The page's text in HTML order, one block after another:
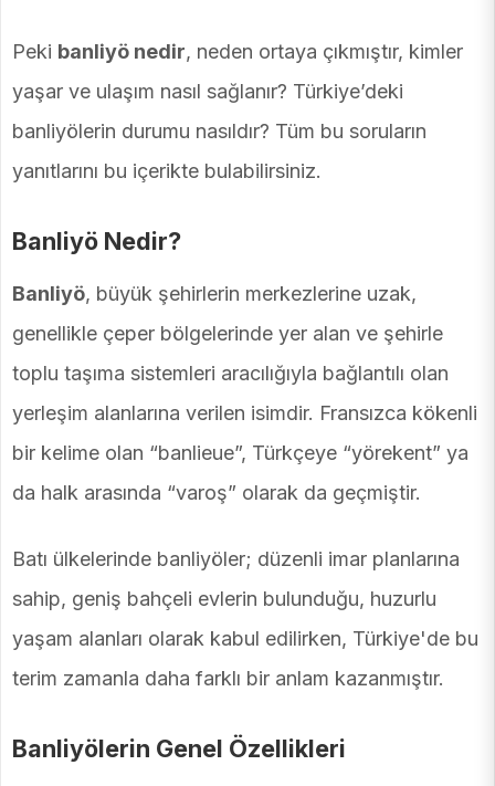
Peki banliyö nedir, neden ortaya çıkmıştır, kimler
yaşar ve ulaşım nasıl sağlanır? Türkiye’deki
banliyölerin durumu nasıldır? Tüm bu soruların
yanıtlarını bu içerikte bulabilirsiniz.
Banliyö Nedir?
Banliyö, büyük şehirlerin merkezlerine uzak,
genellikle çeper bölgelerinde yer alan ve şehirle
toplu taşıma sistemleri aracılığıyla bağlantılı olan
yerleşim alanlarına verilen isimdir. Fransızca kökenli
bir kelime olan “banlieue”, Türkçeye “yörekent” ya
da halk arasında “varoş” olarak da geçmiştir.
Batı ülkelerinde banliyöler; düzenli imar planlarına
sahip, geniş bahçeli evlerin bulunduğu, huzurlu
yaşam alanları olarak kabul edilirken, Türkiye'de bu
terim zamanla daha farklı bir anlam kazanmıştır.
Banliyölerin Genel Özellikleri